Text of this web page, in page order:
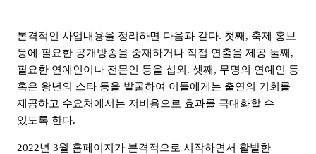
본격적인 사업내용을 정리하면 다음과 같다. 첫째 , 축제 홍보
등에 필요한 공개방송을 중재하거나 직접 연출을 제공 둘째 ,
필요한 연예인이나 전문인 등을 섭외 . 셋째 , 무명의 연예인 등
혹은 왕년의 스타 등을 발굴하여 이들에게는 출연의 기회를
제공하고 수요처에서는 저비용으로 효과를 극대화할 수
있도록 한다.
2022년 3월 홈페이지가 본격적으로 시작하면서 활발한